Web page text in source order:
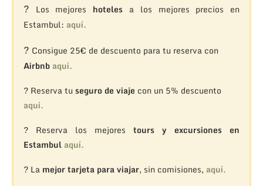
? Los mejores hoteles a los mejores precios en
Estambul: aquí.
? Consigue 25€ de descuento para tu reserva con
Airbnb aquí.
? Reserva tu seguro de viaje con un 5% descuento
aquí.
? Reserva los mejorestours y excursiones en
Estambul aquí.
? La mejor tarjeta para viajar, sin comisiones, aquí.